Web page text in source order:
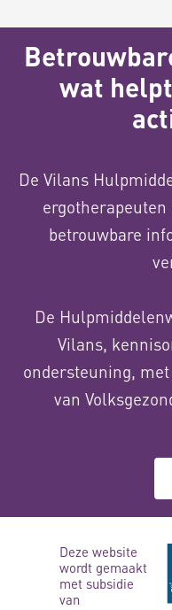
wat
De Vilans
ergotherapeuten
betrouwbare
De
Vilans,
ondersteuning,
van
Deze website
wordt gemaakt
met subsidie
van